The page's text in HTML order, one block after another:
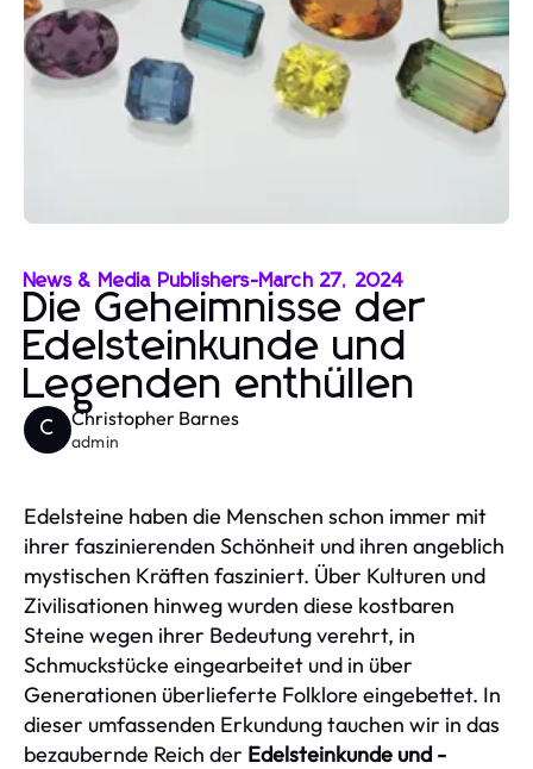
News & Media Publishers-March 27, 2024
Die Geheimnisse der
Edelsteinkunde und
Legenden enthüllen
C Christopher Barnes
admin
Edelsteine haben die Menschen schon immer mit
ihrer faszinierenden Schönheit und ihren angeblich
mystischen Kräften fasziniert. Über Kulturen und
Zivilisationen hinweg wurden diese kostbaren
Steine wegen ihrer Bedeutung verehrt, in
Schmuckstücke eingearbeitet und in über
Generationen überlieferte Folklore eingebettet. In
dieser umfassenden Erkundung tauchen wir in das
bezaubernde Reich der Edelsteinkunde und -